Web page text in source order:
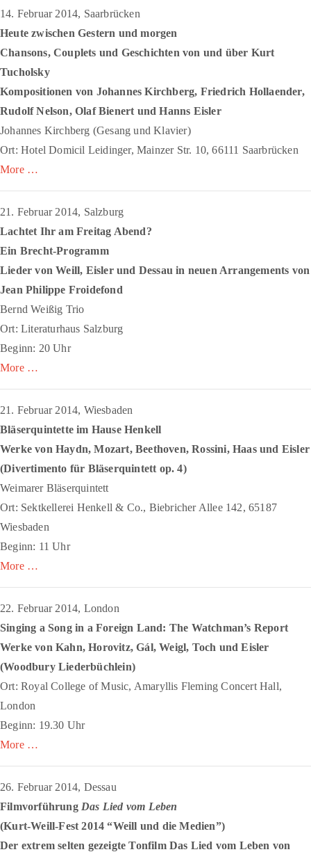
14. Februar 2014, Saarbrücken
Heute zwischen Gestern und morgen
Chansons, Couplets und Geschichten von und über Kurt
Tucholsky
Kompositionen von Johannes Kirchberg, Friedrich Hollaender,
Rudolf Nelson, Olaf Bienert und Hanns Eisler
Johannes Kirchberg (Gesang und Klavier)
Ort: Hotel Domicil Leidinger, Mainzer Str. 10, 66111 Saarbrücken
More …
21. Februar 2014, Salzburg
Lachtet Ihr am Freitag Abend?
Ein Brecht-Programm
Lieder von Weill, Eisler und Dessau in neuen Arrangements von
Jean Philippe Froidefond
Bernd Weißig Trio
Ort: Literaturhaus Salzburg
Beginn: 20 Uhr
More …
21. Februar 2014, Wiesbaden
Bläserquintette im Hause Henkell
Werke von Haydn, Mozart, Beethoven, Rossini, Haas und Eisler
(Divertimento für Bläserquintett op. 4)
Weimarer Bläserquintett
Ort: Sektkellerei Henkell & Co., Biebricher Allee 142, 65187
Wiesbaden
Beginn: 11 Uhr
More …
22. Februar 2014, London
Singing a Song in a Foreign Land: The Watchman’s Report
Werke von Kahn, Horovitz, Gál, Weigl, Toch und Eisler
(Woodbury Liederbüchlein)
Ort: Royal College of Music, Amaryllis Fleming Concert Hall,
London
Beginn: 19.30 Uhr
More …
26. Februar 2014, Dessau
Filmvorführung Das Lied vom Leben
(Kurt-Weill-Fest 2014 “Weill und die Medien”)
Der extrem selten gezeigte Tonfilm Das Lied vom Leben von